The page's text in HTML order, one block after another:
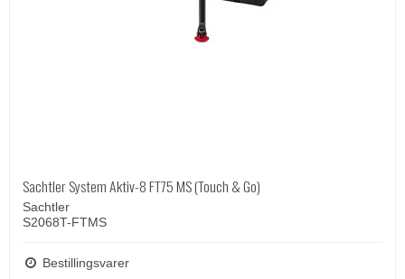
Sachtler System Aktiv-8 FT75 MS (Touch & Go)
Sachtler
S2068T-FTMS
Bestillingsvarer